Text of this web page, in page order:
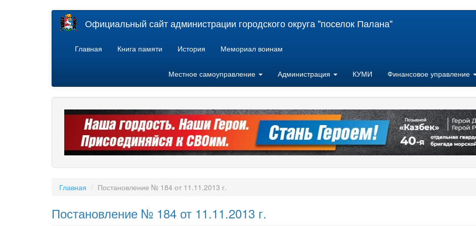
Официальный сайт администрации городского округа "поселок Палана"
Главная Книга памяти История Мемориал воинам
Местное самоуправление Администрация КУМИ Финансовое управление
Главная Постановление № 184 от 11.11.2013 г.
Постановление № 184 от 11.11.2013 г.